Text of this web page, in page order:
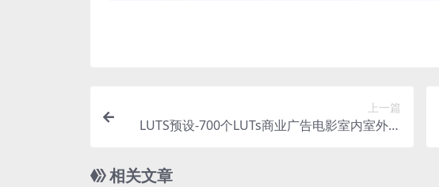
上一篇
LUTS预设-700个LUTs商业广告电影室内室外风
相关文章